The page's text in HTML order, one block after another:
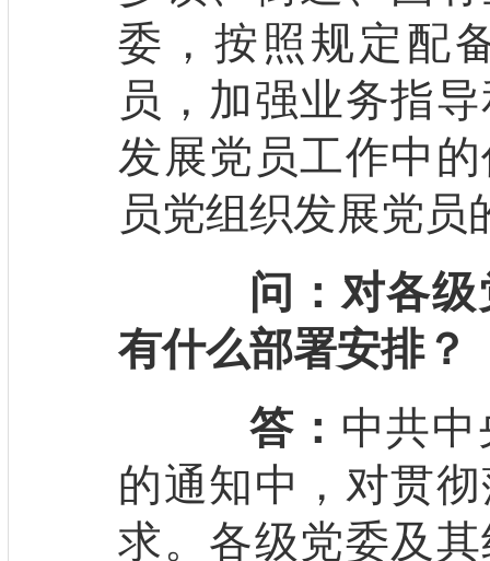
委，按照规定配
员，加强业务指
发展党员工作中
员党组织发展党员
问：对各
有什么部署安排？
答： 中共
的通知中，对贯
求。各级党委及